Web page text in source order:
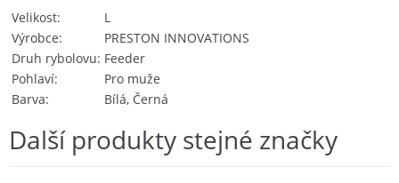
Velikost
L
Výrobce
PRESTON INNOVATIONS
Druh rybolovu Feeder
Pohlaví
Pro muže
Barva
Bílá, Černá
Další produkty stejné značky